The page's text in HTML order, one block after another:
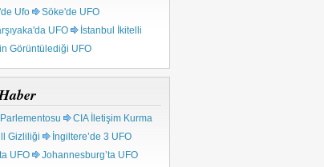
Ufo
Söke'de UFO
UFO
İstanbul İkitelli
Görüntülediği UFO
CIA İletişim Kurma
Gizliliği
İngiltere’de 3 UFO
UFO
Johannesburg’ta UFO